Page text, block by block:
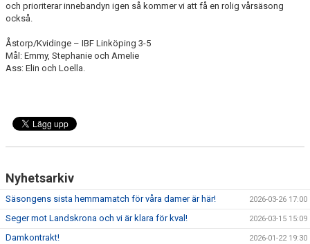
och prioriterar innebandyn igen så kommer vi att få en rolig vårsäsong
också.
Åstorp/Kvidinge – IBF Linköping 3-5
Mål: Emmy, Stephanie och Amelie
Ass: Elin och Loella.
Nyhetsarkiv
Säsongens sista hemmamatch för våra damer är här! 2026-03-26 17:00
Seger mot Landskrona och vi är klara för kval! 2026-03-15 15:09
Damkontrakt! 2026-01-22 19:30